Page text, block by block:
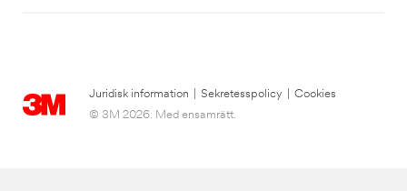
Juridisk information Sekretesspolicy
Cookies
© 3M 2026. Med ensamrätt.